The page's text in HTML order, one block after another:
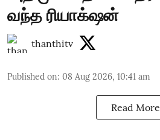
வந்த ரியாக்‌ஷன்
thanthitv
Published on: 08 Aug 2026, 10:41 am
Read More